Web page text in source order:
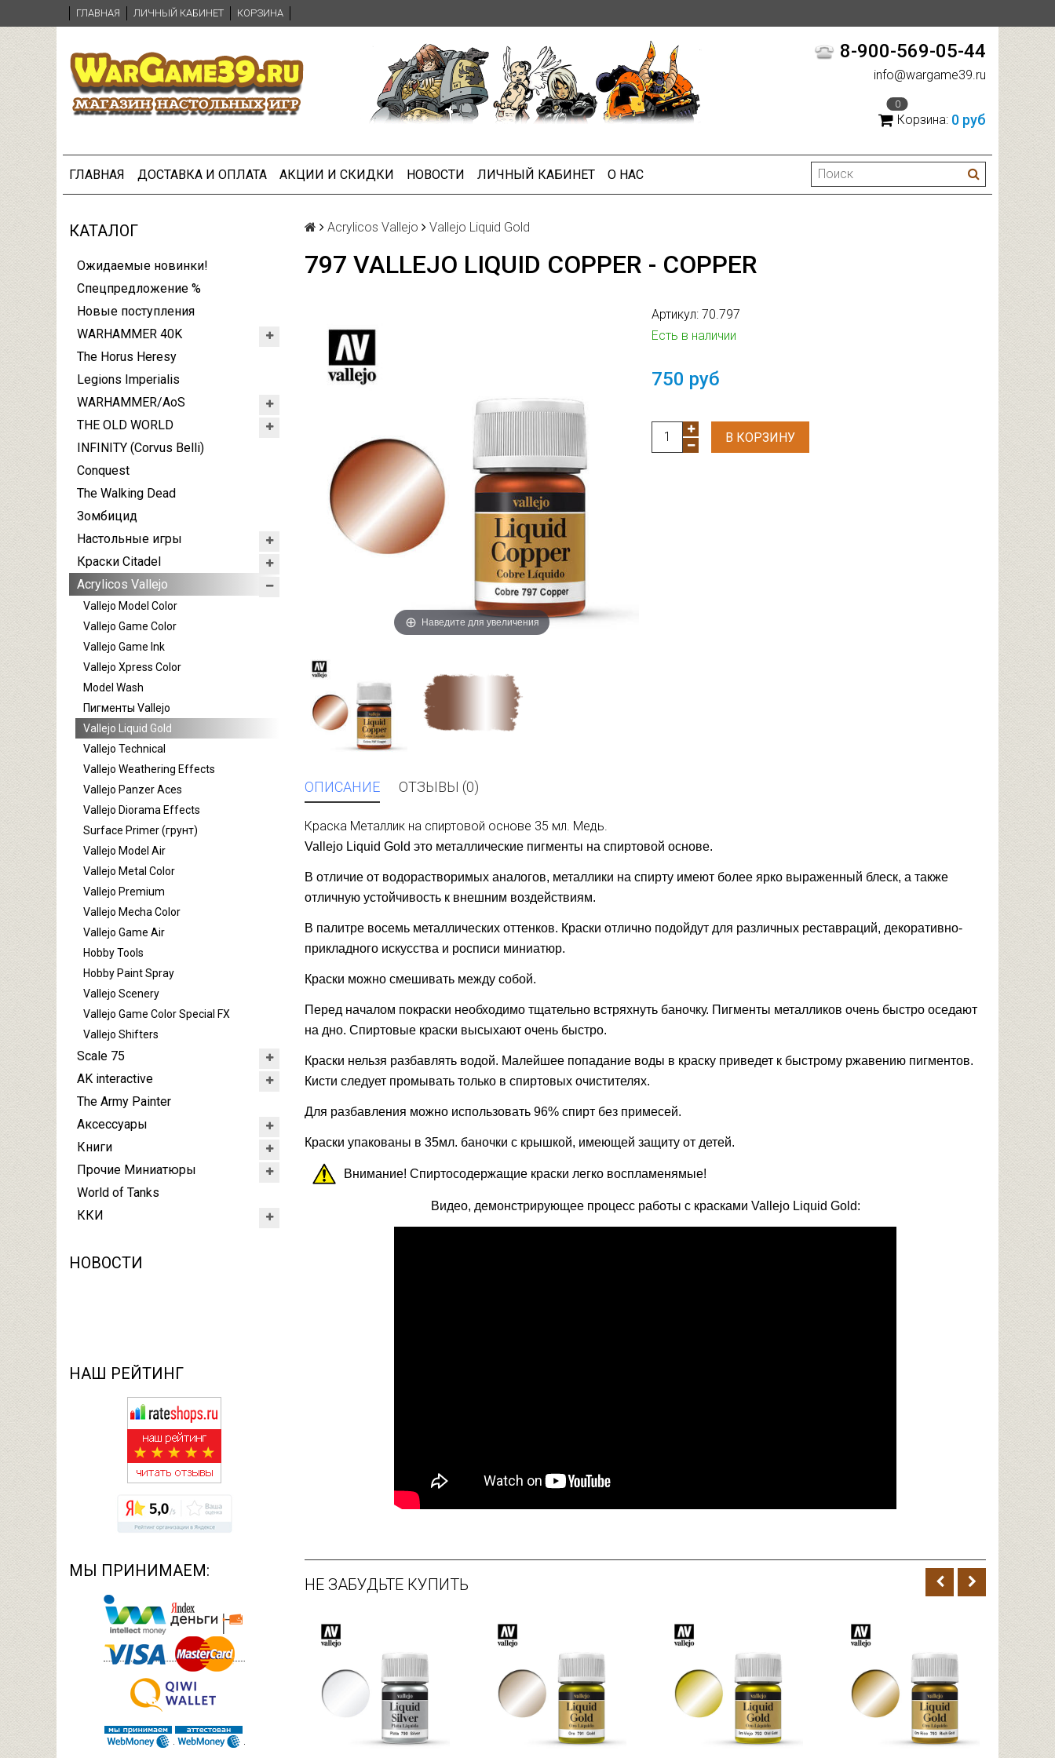
ГЛАВНАЯ ЛИЧНЫЙ КАБИНЕТ КОРЗИНА
8-900-569-05-44
info@wargame39.ru
0
Корзина: 0 руб
ГЛАВНАЯ ДОСТАВКА И ОПЛАТА АКЦИИ И СКИДКИ НОВОСТИ ЛИЧНЫЙ КАБИНЕТ О НАС
КАТАЛОГ
Ожидаемые новинки!
Спецпредложение %
Новые поступления
WARHAMMER 40K
The Horus Heresy
Legions Imperialis
WARHAMMER/AoS
THE OLD WORLD
INFINITY (Corvus Belli)
Conquest
The Walking Dead
Зомбицид
Настольные игры
Краски Citadel
Acrylicos Vallejo
Vallejo Model Color
Vallejo Game Color
Vallejo Game Ink
Vallejo Xpress Color
Model Wash
Пигменты Vallejo
Vallejo Liquid Gold
Vallejo Technical
Vallejo Weathering Effects
Vallejo Panzer Aces
Vallejo Diorama Effects
Surface Primer (грунт)
Vallejo Model Air
Vallejo Metal Color
Vallejo Premium
Vallejo Mecha Color
Vallejo Game Air
Hobby Tools
Hobby Paint Spray
Vallejo Scenery
Vallejo Game Color Special FX
Vallejo Shifters
Scale 75
AK interactive
The Army Painter
Аксессуары
Книги
Прочие Миниатюры
World of Tanks
ККИ
НОВОСТИ
НАШ РЕЙТИНГ
МЫ ПРИНИМАЕМ:
Acrylicos Vallejo Vallejo Liquid Gold
797 VALLEJO LIQUID COPPER - COPPER
Наведите для увеличения
Артикул: 70.797
Есть в наличии
750 руб
В КОРЗИНУ
ОПИСАНИЕ ОТЗЫВЫ (0)
Краска Металлик на спиртовой основе 35 мл. Медь.
Vallejo Liquid Gold это металлические пигменты на спиртовой основе.
В отличие от водорастворимых аналогов, металлики на спирту имеют более ярко выраженный блеск, а также
отличную устойчивость к внешним воздействиям.
В палитре восемь металлических оттенков. Краски отлично подойдут для различных реставраций, декоративно-
прикладного искусства и росписи миниатюр.
Краски можно смешивать между собой.
Перед началом покраски необходимо тщательно встряхнуть баночку. Пигменты металликов очень быстро оседают
на дно. Спиртовые краски высыхают очень быстро.
Краски нельзя разбавлять водой. Малейшее попадание воды в краску приведет к быстрому ржавению пигментов.
Кисти следует промывать только в спиртовых очистителях.
Для разбавления можно использовать 96% спирт без примесей.
Краски упакованы в 35мл. баночки с крышкой, имеющей защиту от детей.
Внимание! Спиртосодержащие краски легко воспламенямые!
Видео, демонстрирующее процесс работы с красками Vallejo Liquid Gold:
НЕ ЗАБУДЬТЕ КУПИТЬ